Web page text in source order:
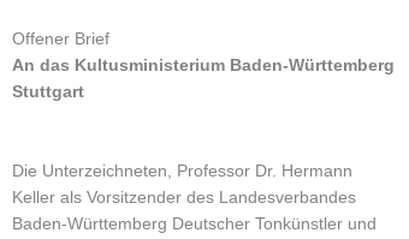
Offener Brief
An das Kultusministerium Baden-Württemberg
Stuttgart
Die Unterzeichneten, Professor Dr. Hermann
Keller als Vorsitzender des Landesverbandes
Baden-Württemberg Deutscher Tonkünstler und